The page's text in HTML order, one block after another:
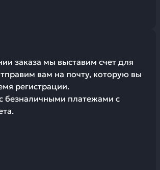
заказа мы выставим счет для
вам на почту, которую вы
регистрации.
безналичными платежами с